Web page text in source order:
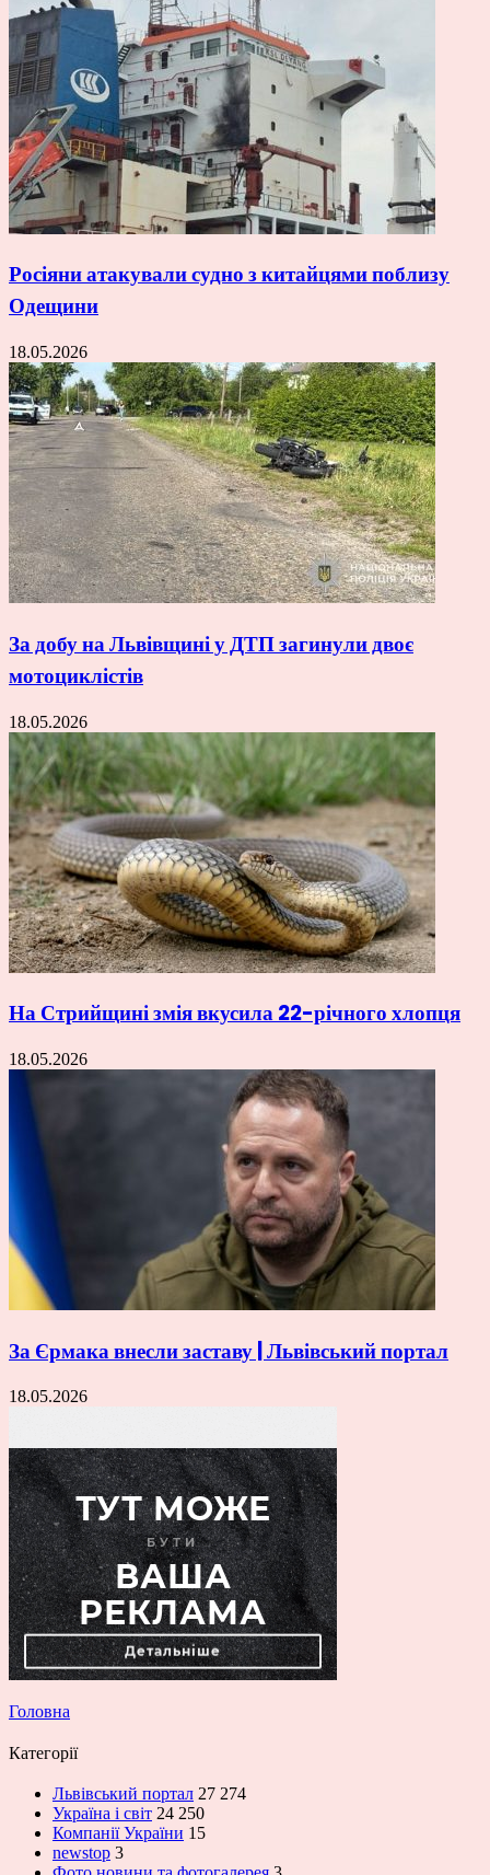
Росіяни атакували судно з китайцями поблизу
Одещини
18.05.2026
За добу на Львівщині у ДТП загинули двоє
мотоциклістів
18.05.2026
На Стрийщині змія вкусила 22-річного хлопця
18.05.2026
За Єрмака внесли заставу | Львівський портал
18.05.2026
Головна
Категорії
Львівський портал 27 274
Україна і світ 24 250
Компанії України 15
newstop 3